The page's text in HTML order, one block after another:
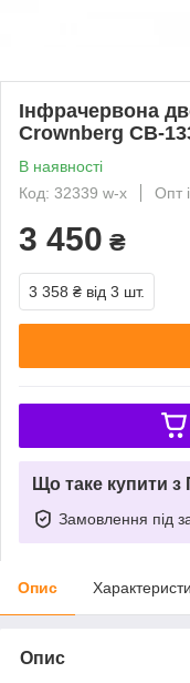
Інфрачервона
Crownberg CB-
В наявності
Код: 32339 w-x
Опт
3 450 ₴
3 358 ₴ від 3 шт.
Що таке купити
Замовлення під
Опис
Опис